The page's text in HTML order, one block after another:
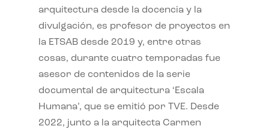
arquitectura desde la docencia y la
divulgación, es profesor de proyectos en
la ETSAB desde 2019 y, entre otras
cosas, durante cuatro temporadas fue
asesor de contenidos de la serie
documental de arquitectura ‘Escala
Humana’, que se emitió por TVE. Desde
2022, junto a la arquitecta Carmen